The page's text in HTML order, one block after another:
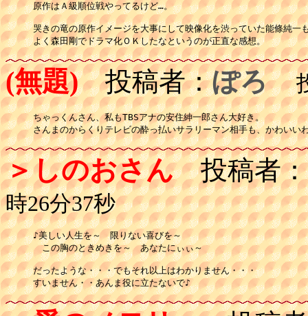
原作はＡ級順位戦やってるけど…。
哭きの竜の原作イメージを大事にして映像化を渋っていた能條純一
(無題)投稿者：ぽろ 投
ちゃっくんさん、私もTBSアナの安住紳一郎さん大好き。
さんまのからくりテレビの酔っ払いサラリーマン相手も、かわいい
＞しのおさん投稿者：
時26分37秒
♪美しい人生を～　限りない喜びを～
この胸のときめきを～　あなたにぃぃ～
だったような・・・でもそれ以上はわかりません・・・
すいません・・あんま役に立たないで♪